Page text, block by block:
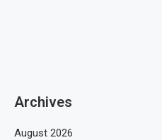
Archives
August 2026